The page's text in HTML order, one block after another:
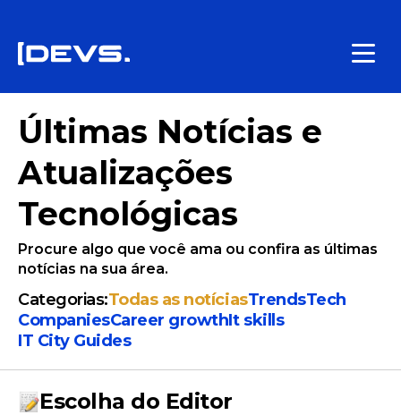
Últimas Notícias e
Atualizações
Tecnológicas
Procure algo que você ama ou confira as últimas
notícias na sua área.
Categorias:Todas as notíciasTrendsTech
CompaniesСareer growthIt skills
IT City Guides
Escolha do Editor